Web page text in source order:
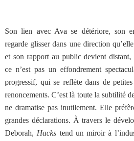
Son lien avec Ava se détériore, son
regarde glisser dans une direction
et son rapport au public devient distant,
ce n’est pas un effondrement
progressif, qui se reflète dans de
renoncements. C’est là toute la subtilité
ne dramatise pas inutilement. Elle
grandes déclarations. À travers le
Deborah, Hacks tend un miroir à